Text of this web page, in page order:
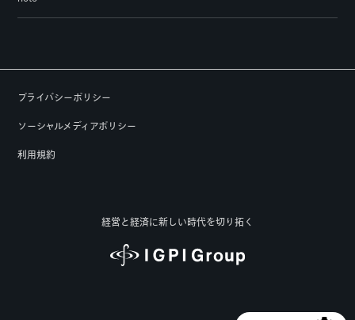
プライバシーポリシー
ソーシャルメディアポリシー
利用規約
経営と経済に新しい時代を切り拓く